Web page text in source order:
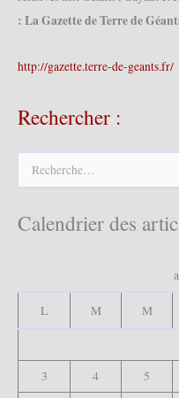
: La Gazette de Terre de
http://gazette.terre-de-geants.fr/
Rechercher :
h
e
Calendrier des
L M M
3
4 5